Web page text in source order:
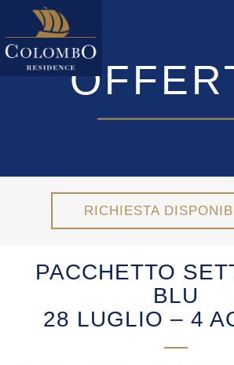
RICHIESTA
PACCHETTO
BLU
28 LUGLIO – 4